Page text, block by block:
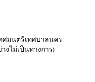
ศมนตรีเทศบาลนคร
งไม่เป็นทางการ)